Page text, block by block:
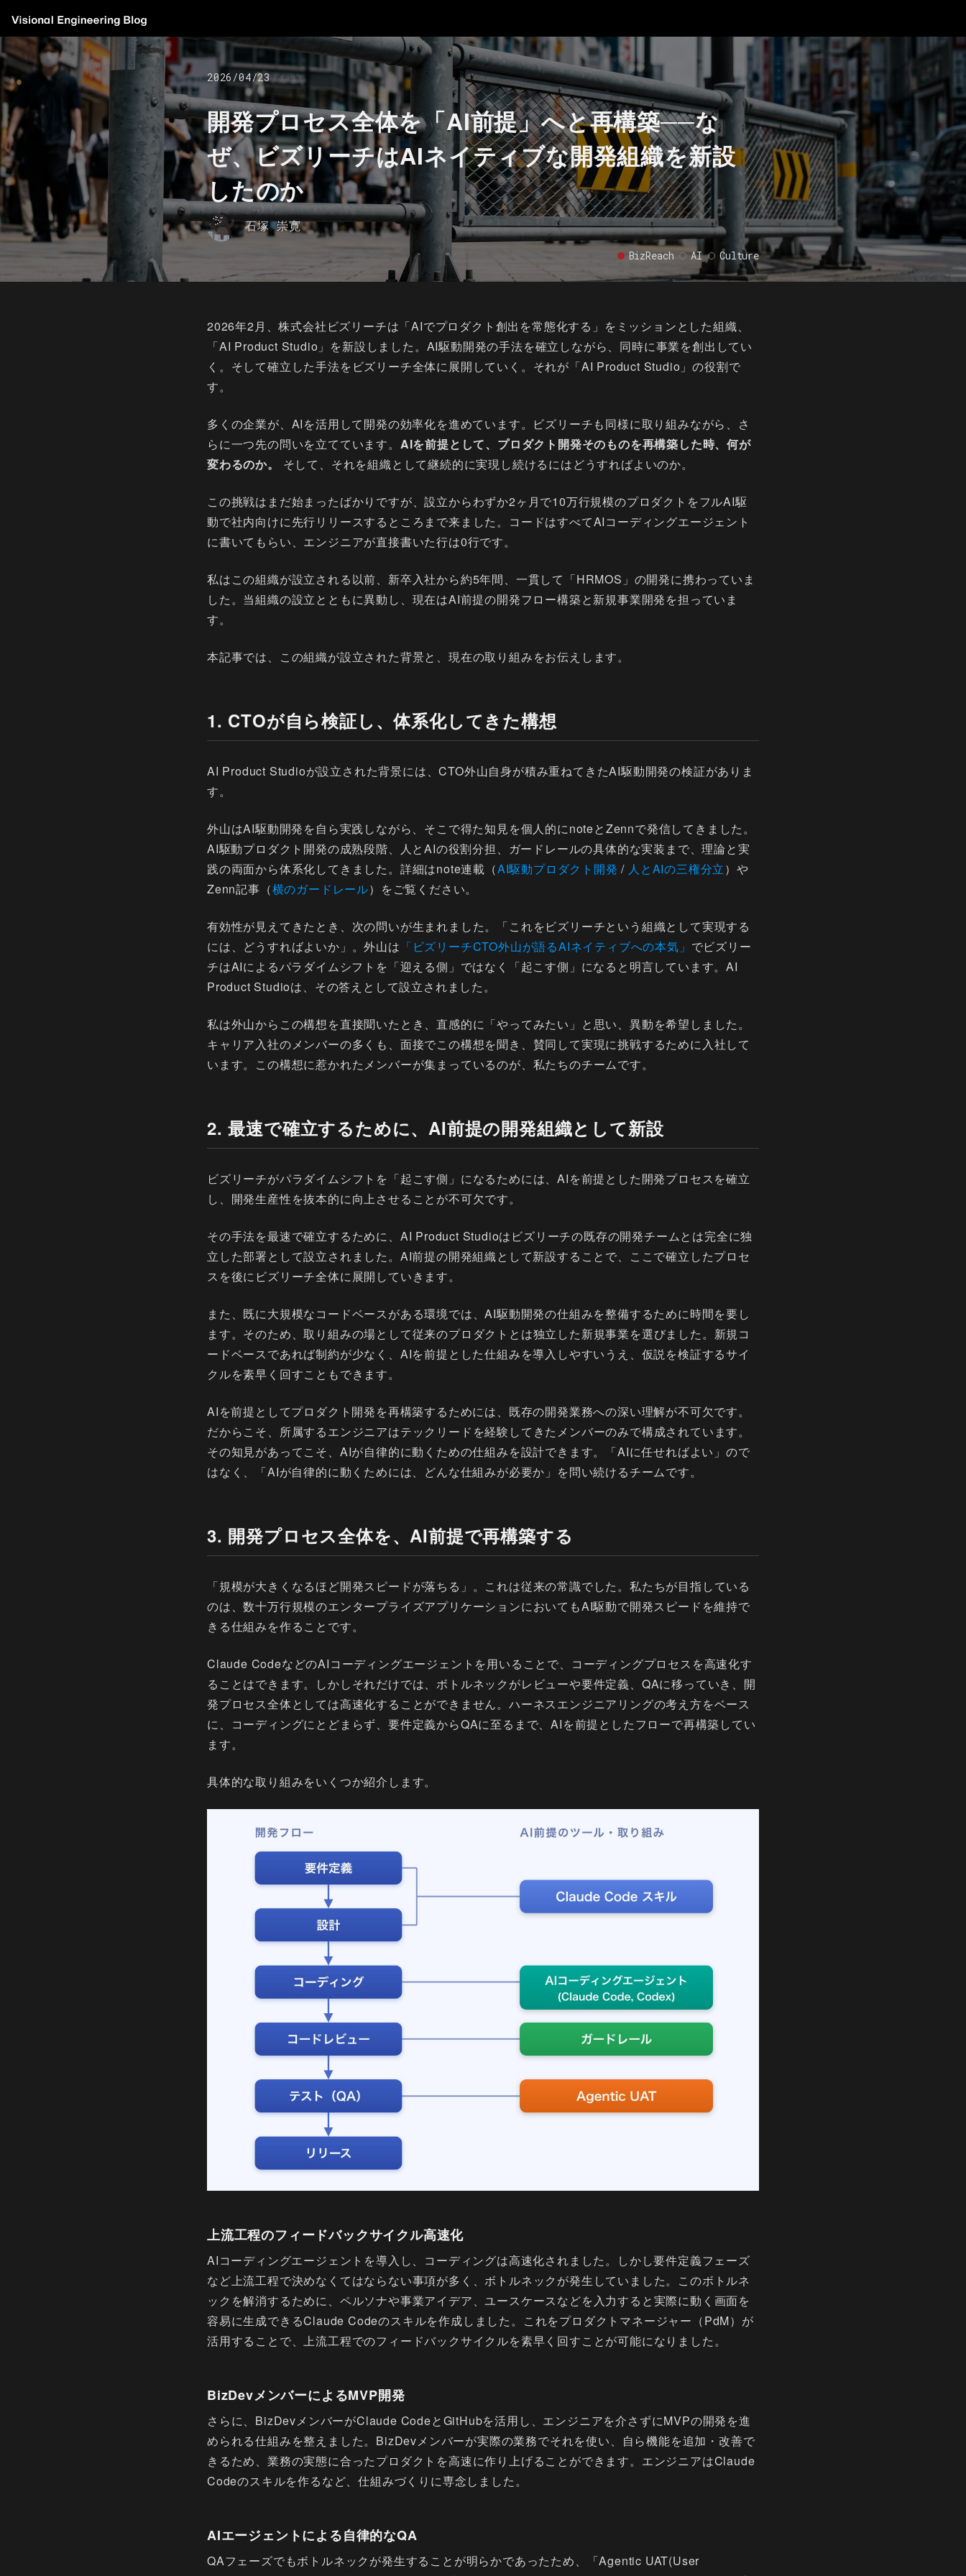
2026/04/23
開発プロセス全体を「AI前提」へと再構築──な
ぜ、ビズリーチはAIネイティブな開発組織を新設
したのか
石塚 崇寛
BizReach AI Culture
2026年2月、株式会社ビズリーチは「AIでプロダクト創出を常態化する」をミッションとした組織、
「AI Product Studio」を新設しました。AI駆動開発の手法を確立しながら、同時に事業を創出してい
く。そして確立した手法をビズリーチ全体に展開していく。それが「AI Product Studio」の役割で
す。
多くの企業が、AIを活用して開発の効率化を進めています。ビズリーチも同様に取り組みながら、さ
らに一つ先の問いを立てています。 AIを前提として、プロダクト開発そのものを再構築した時、何が
変わるのか。
そして、それを組織として継続的に実現し続けるにはどうすればよいのか。
この挑戦はまだ始まったばかりですが、設立からわずか2ヶ月で10万行規模のプロダクトをフルAI駆
動で社内向けに先行リリースするところまで来ました。コードはすべてAIコーディングエージェント
に書いてもらい、エンジニアが直接書いた行は0行です。
私はこの組織が設立される以前、新卒入社から約5年間、一貫して「HRMOS」の開発に携わっていま
した。当組織の設立とともに異動し、現在はAI前提の開発フロー構築と新規事業開発を担っていま
す。
本記事では、この組織が設立された背景と、現在の取り組みをお伝えします。
1. CTOが自ら検証し、体系化してきた構想
AI Product Studioが設立された背景には、CTO外山自身が積み重ねてきたAI駆動開発の検証がありま
す。
外山はAI駆動開発を自ら実践しながら、そこで得た知見を個人的にnoteとZennで発信してきました。
AI駆動プロダクト開発の成熟段階、人とAIの役割分担、ガードレールの具体的な実装まで、理論と実
践の両面から体系化してきました。詳細はnote連載（AI駆動プロダクト開発 / 人とAIの三権分立）や
Zenn記事（横のガードレール）をご覧ください。
有効性が見えてきたとき、次の問いが生まれました。「これをビズリーチという組織として実現する
には、どうすればよいか」。外山は 「ビズリーチCTO外山が語るAIネイティブへの本気」 でビズリー
チはAIによるパラダイムシフトを「迎える側」ではなく「起こす側」になると明言しています。AI
Product Studioは、その答えとして設立されました。
私は外山からこの構想を直接聞いたとき、直感的に「やってみたい」と思い、異動を希望しました。
キャリア入社のメンバーの多くも、面接でこの構想を聞き、賛同して実現に挑戦するために入社して
います。この構想に惹かれたメンバーが集まっているのが、私たちのチームです。
2. 最速で確立するために、AI前提の開発組織として新設
ビズリーチがパラダイムシフトを「起こす側」になるためには、AIを前提とした開発プロセスを確立
し、開発生産性を抜本的に向上させることが不可欠です。
その手法を最速で確立するために、AI Product Studioはビズリーチの既存の開発チームとは完全に独
立した部署として設立されました。AI前提の開発組織として新設することで、ここで確立したプロセ
スを後にビズリーチ全体に展開していきます。
また、既に大規模なコードベースがある環境では、AI駆動開発の仕組みを整備するために時間を要し
ます。そのため、取り組みの場として従来のプロダクトとは独立した新規事業を選びました。新規コ
ードベースであれば制約が少なく、AIを前提とした仕組みを導入しやすいうえ、仮説を検証するサイ
クルを素早く回すこともできます。
AIを前提としてプロダクト開発を再構築するためには、既存の開発業務への深い理解が不可欠です。
だからこそ、所属するエンジニアはテックリードを経験してきたメンバーのみで構成されています。
その知見があってこそ、AIが自律的に動くための仕組みを設計できます。「AIに任せればよい」ので
はなく、「AIが自律的に動くためには、どんな仕組みが必要か」を問い続けるチームです。
3. 開発プロセス全体を、AI前提で再構築する
「規模が大きくなるほど開発スピードが落ちる」。これは従来の常識でした。私たちが目指している
のは、数十万行規模のエンタープライズアプリケーションにおいてもAI駆動で開発スピードを維持で
きる仕組みを作ることです。
Claude CodeなどのAIコーディングエージェントを用いることで、コーディングプロセスを高速化す
ることはできます。しかしそれだけでは、ボトルネックがレビューや要件定義、QAに移っていき、開
発プロセス全体としては高速化することができません。ハーネスエンジニアリングの考え方をベース
に、コーディングにとどまらず、要件定義からQAに至るまで、AIを前提としたフローで再構築してい
ます。
具体的な取り組みをいくつか紹介します。
上流工程のフィードバックサイクル高速化
AIコーディングエージェントを導入し、コーディングは高速化されました。しかし要件定義フェーズ
など上流工程で決めなくてはならない事項が多く、ボトルネックが発生していました。このボトルネ
ックを解消するために、ペルソナや事業アイデア、ユースケースなどを入力すると実際に動く画面を
容易に生成できるClaude Codeのスキルを作成しました。これをプロダクトマネージャー（PdM）が
活用することで、上流工程でのフィードバックサイクルを素早く回すことが可能になりました。
BizDevメンバーによるMVP開発
さらに、BizDevメンバーがClaude CodeとGitHubを活用し、エンジニアを介さずにMVPの開発を進
められる仕組みを整えました。BizDevメンバーが実際の業務でそれを使い、自ら機能を追加・改善で
きるため、業務の実態に合ったプロダクトを高速に作り上げることができます。エンジニアはClaude
Codeのスキルを作るなど、仕組みづくりに専念しました。
AIエージェントによる自律的なQA
QAフェーズでもボトルネックが発生することが明らかであったため、「Agentic UAT(User